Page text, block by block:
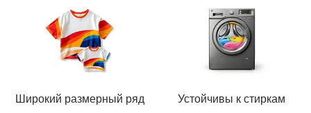
Широкий размерный ряд Устойчивы к стиркам